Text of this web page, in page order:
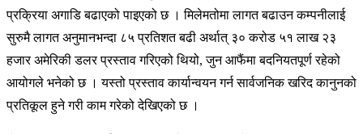
प्रक्रिया अगाडि बढाएको पाइएको छ । मिलेमतोमा लागत बढाउन कम्पनीलाई
सुरुमै लागत अनुमानभन्दा ८५ प्रतिशत बढी अर्थात् ३० करोड ५१ लाख २३
हजार अमेरिकी डलर प्रस्ताव गरिएको थियो, जुन आफैंमा बदनियतपूर्ण रहेको
आयोगले भनेको छ । यस्तो प्रस्ताव कार्यान्वयन गर्न सार्वजनिक खरिद कानुनको
प्रतिकूल हुने गरी काम गरेको देखिएको छ ।